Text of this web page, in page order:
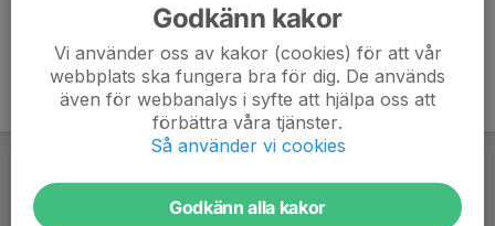
Godkänn kakor
Vi använder oss av kakor (cookies) för att vår
webbplats ska fungera bra för dig. De används
även för webbanalys i syfte att hjälpa oss att
förbättra våra tjänster.
Så använder vi cookies
Godkänn alla kakor